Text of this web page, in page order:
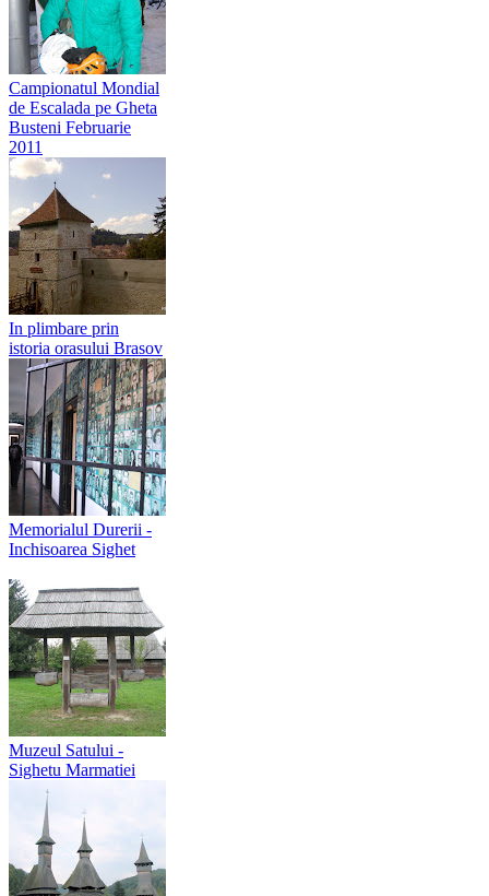
Campionatul Mondial
de Escalada pe Gheta
Busteni Februarie
2011
In plimbare prin
istoria orasului Brasov
Memorialul Durerii -
Inchisoarea Sighet
Muzeul Satului -
Sighetu Marmatiei